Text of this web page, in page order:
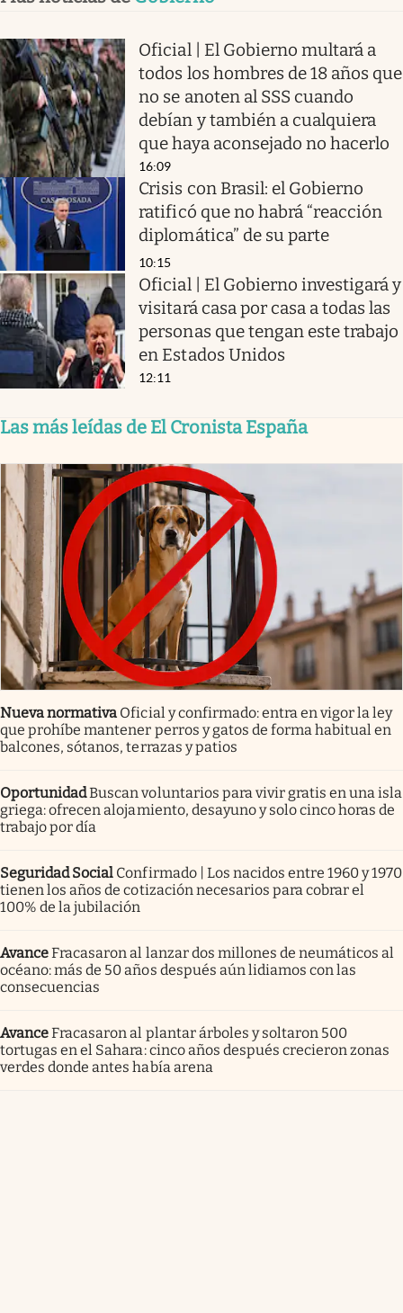
Oficial | El Gobierno multará a
todos los hombres de 18 años que
no se anoten al SSS cuando
debían y también a cualquiera
que haya aconsejado no hacerlo
16:09
Crisis con Brasil: el Gobierno
ratificó que no habrá “reacción
diplomática” de su parte
10:15
Oficial | El Gobierno investigará y
visitará casa por casa a todas las
personas que tengan este trabajo
en Estados Unidos
12:11
Las más leídas de El Cronista España
Nueva normativa Oficial y confirmado: entra en vigor la ley
que prohíbe mantener perros y gatos de forma habitual en
balcones, sótanos, terrazas y patios
OportunidadBuscan voluntarios para vivir gratis en una isla
griega: ofrecen alojamiento, desayuno y solo cinco horas de
trabajo por día
Seguridad Social Confirmado | Los nacidos entre 1960 y 1970
tienen los años de cotización necesarios para cobrar el
100% de la jubilación
AvanceFracasaron al lanzar dos millones de neumáticos al
océano: más de 50 años después aún lidiamos con las
consecuencias
AvanceFracasaron al plantar árboles y soltaron 500
tortugas en el Sahara: cinco años después crecieron zonas
verdes donde antes había arena